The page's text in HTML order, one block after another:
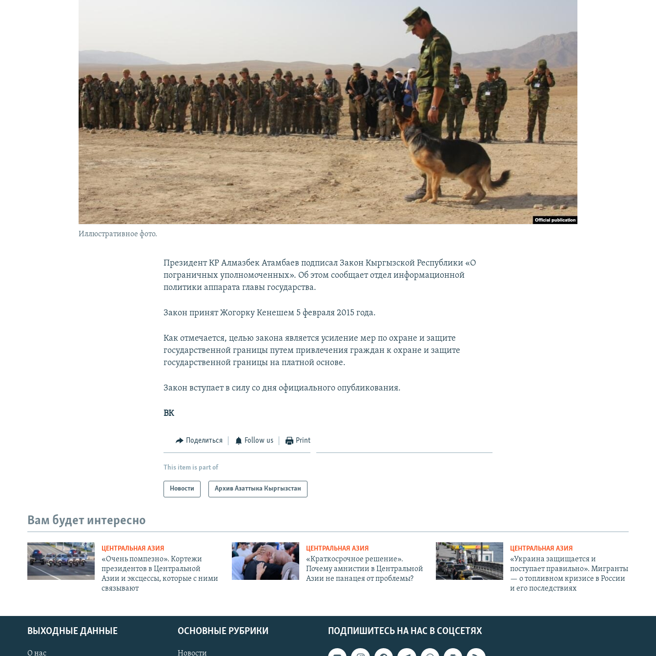
Иллюстративное фото.
Президент КР Алмазбек Атамбаев подписал Закон Кыргызской Республики «О
пограничных уполномоченных». Об этом сообщает отдел информационной
политики аппарата главы государства.
Закон принят Жогорку Кенешем 5 февраля 2015 года.
Как отмечается, целью закона является усиление мер по охране и защите
государственной границы путем привлечения граждан к охране и защите
государственной границы на платной основе.
Закон вступает в силу со дня официального опубликования.
ВК
Поделиться Follow us Print
This item is part of
Новости Архив Азаттыка Кыргызстан
Вам будет интересно
ЦЕНТРАЛЬНАЯ АЗИЯ
«Очень помпезно». Кортежи
президентов в Центральной
Азии и эксцессы, которые с ними
связывают
ЦЕНТРАЛЬНАЯ АЗИЯ
«Краткосрочное решение».
Почему амнистии в Центральной
Азии не панацея от проблемы?
ЦЕНТРАЛЬНАЯ АЗИЯ
«Украина защищается и
поступает правильно». Мигранты
— о топливном кризисе в России
и его последствиях
ПОДПИШИТЕСЬ НА НАС В СОЦСЕТЯХ
ВЫХОДНЫЕ ДАННЫЕ
О нас
ОСНОВНЫЕ РУБРИКИ
Новости